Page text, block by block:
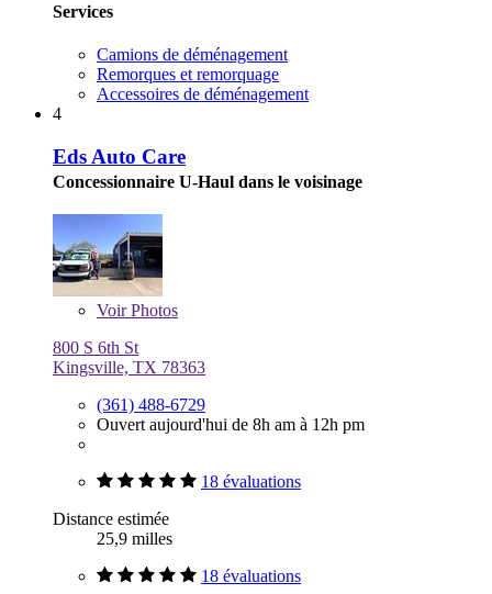
Services
Camions de déménagement
Remorques et remorquage
Accessoires de déménagement
4
Eds Auto Care
Concessionnaire U-Haul dans le voisinage
VoirPhotos
800 S 6th St
Kingsville, TX 78363
(361) 488-6729
Ouvert aujourd'hui de 8h am à 12h pm
18 évaluations
Distance estimée
25,9 milles
18 évaluations